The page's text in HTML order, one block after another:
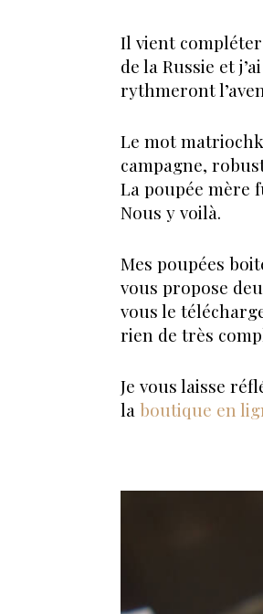
Il vient compléter
de la Russie et
rythmeront
Le mot
campagne,
La poupée mère
Nous y voilà.
Mes poupées
vous propose
vous le
rien de très
Je vous laisse
la boutique en